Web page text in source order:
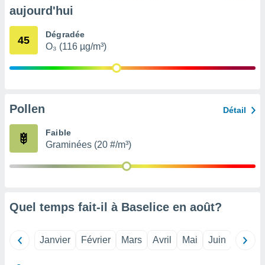
ou
de la
non
des
le
le
aujourd'hui
45 Dégradée
O₃ (116 µg/m³)
Pollen Détail
Faible
Graminées (20 #/m³)
Quel temps fait-il à Baselice en août?
Janvier Février Mars Avril Mai Juin Juillet